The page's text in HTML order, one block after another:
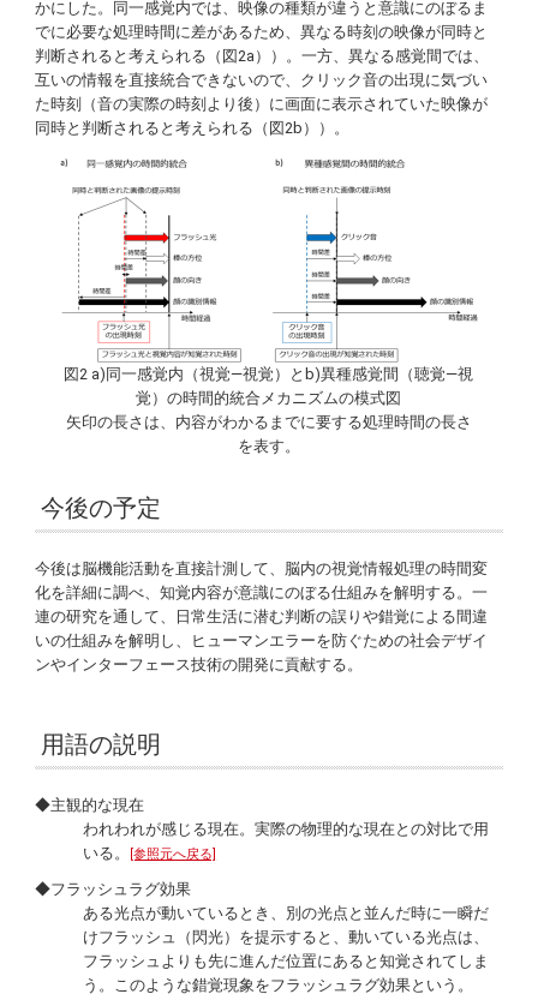
かにした。同一感覚内では、映像の種類が違うと意識にのぼるま
でに必要な処理時間に差があるため、異なる時刻の映像が同時と
判断されると考えられる（図2a））。一方、異なる感覚間では、
互いの情報を直接統合できないので、クリック音の出現に気づい
た時刻（音の実際の時刻より後）に画面に表示されていた映像が
同時と判断されると考えられる（図2b））。
図2 a)同一感覚内（視覚―視覚）とb)異種感覚間（聴覚―視
覚）の時間的統合メカニズムの模式図
矢印の長さは、内容がわかるまでに要する処理時間の長さ
を表す。
今後の予定
今後は脳機能活動を直接計測して、脳内の視覚情報処理の時間変
化を詳細に調べ、知覚内容が意識にのぼる仕組みを解明する。一
連の研究を通して、日常生活に潜む判断の誤りや錯覚による間違
いの仕組みを解明し、ヒューマンエラーを防ぐための社会デザイ
ンやインターフェース技術の開発に貢献する。
用語の説明
◆主観的な現在
われわれが感じる現在。実際の物理的な現在との対比で用
いる。
[参照元へ戻る]
◆フラッシュラグ効果
ある光点が動いているとき、別の光点と並んだ時に一瞬だ
けフラッシュ（閃光）を提示すると、動いている光点は、
フラッシュよりも先に進んだ位置にあると知覚されてしま
う。このような錯覚現象をフラッシュラグ効果という。